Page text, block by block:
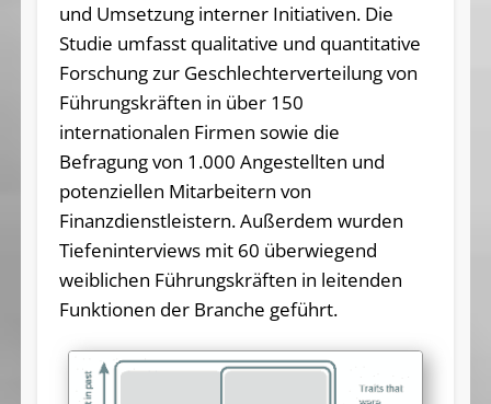
und Umsetzung interner Initiativen. Die
Studie umfasst qualitative und quantitative
Forschung zur Geschlechterverteilung von
Führungskräften in über 150
internationalen Firmen sowie die
Befragung von 1.000 Angestellten und
potenziellen Mitarbeitern von
Finanzdienstleistern. Außerdem wurden
Tiefeninterviews mit 60 überwiegend
weiblichen Führungskräften in leitenden
Funktionen der Branche geführt.